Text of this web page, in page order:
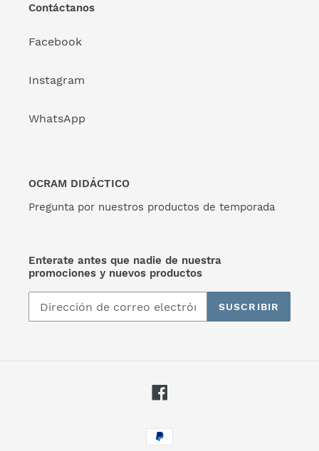
Contáctanos
Facebook
Instagram
WhatsApp
OCRAM DIDÁCTICO
Pregunta por nuestros productos de temporada
Enterate antes que nadie de nuestra
promociones y nuevos productos
SUSCRIBIR
Métodos
de